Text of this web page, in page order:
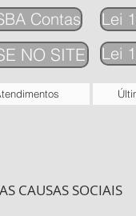
Contas
NO SITE
Lei
Lei
CAUSAS SOCIAIS